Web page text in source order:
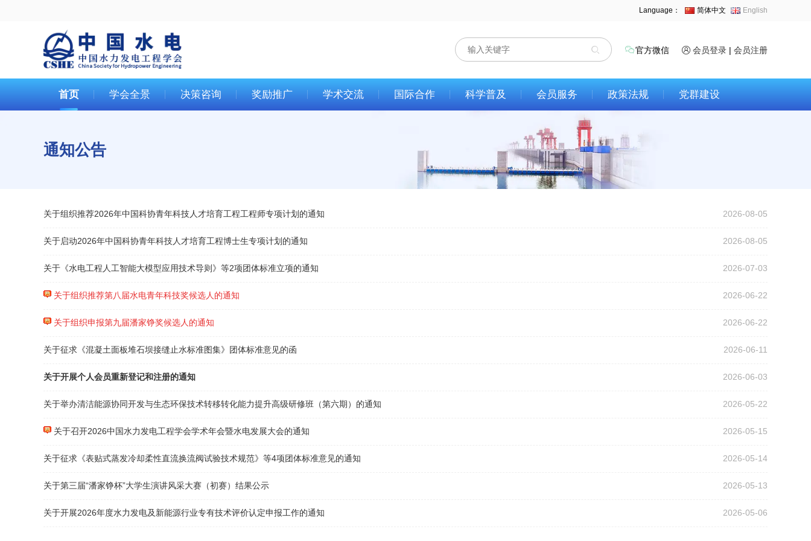
Language： 简体中文 English
官方微信 会员登录 | 会员注册
首页 学会全景 决策咨询 奖励推广 学术交流 国际合作 科学普及 会员服务 政策法规 党群建设
通知公告
关于组织推荐2026年中国科协青年科技人才培育工程工程师专项计划的通知 2026-08-05
关于启动2026年中国科协青年科技人才培育工程博士生专项计划的通知 2026-08-05
关于《水电工程人工智能大模型应用技术导则》等2项团体标准立项的通知 2026-07-03
关于组织推荐第八届水电青年科技奖候选人的通知 2026-06-22
关于组织申报第九届潘家铮奖候选人的通知 2026-06-22
关于征求《混凝土面板堆石坝接缝止水标准图集》团体标准意见的函 2026-06-11
关于开展个人会员重新登记和注册的通知 2026-06-03
关于举办清洁能源协同开发与生态环保技术转移转化能力提升高级研修班（第六期）的通知 2026-05-22
关于召开2026中国水力发电工程学会学术年会暨水电发展大会的通知 2026-05-15
关于征求《表贴式蒸发冷却柔性直流换流阀试验技术规范》等4项团体标准意见的通知 2026-05-14
关于第三届“潘家铮杯”大学生演讲风采大赛（初赛）结果公示 2026-05-13
关于开展2026年度水力发电及新能源行业专有技术评价认定申报工作的通知 2026-05-06